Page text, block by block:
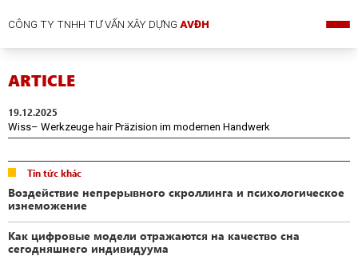
CÔNG TY TNHH TƯ VẤN XÂY DỰNGAVĐH
ARTICLE
19.12.2025
Wiss– Werkzeuge hair Präzision im modernen Handwerk
Tin tức khác
Воздействие непрерывного скроллинга и психологическое
изнеможение
Как цифровые модели отражаются на качество сна
сегодняшнего индивидуума